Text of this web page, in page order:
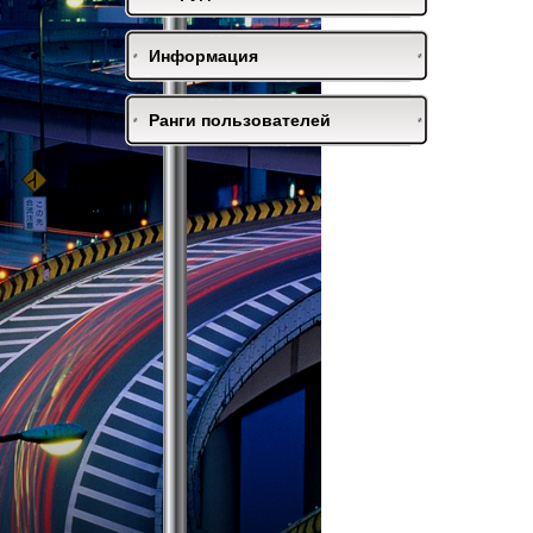
Информация
Ранги пользователей